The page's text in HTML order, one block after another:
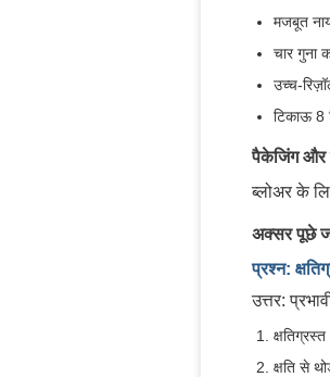
मजबूत
चार गुना
उच्च-
टिकाऊ 8
पैकेजिंग और
ब्लोअर के
अक्सर पूछे
प्रश्न:
उत्तर:
क्षति से